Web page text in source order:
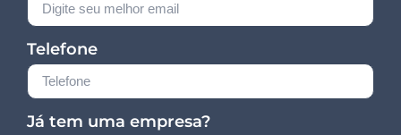
Telefone
Já tem uma empresa?